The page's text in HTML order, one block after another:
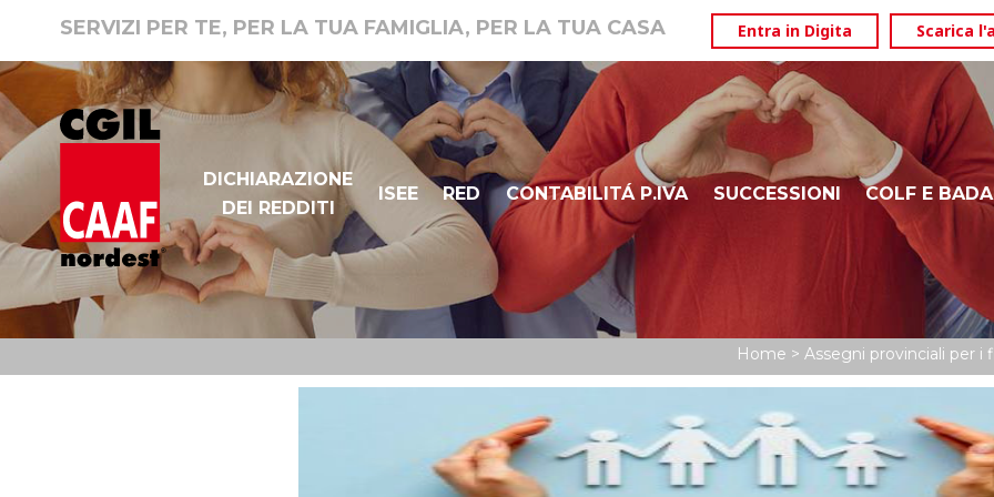
SERVIZI PER TE, PER LA TUA FAMIGLIA, PER LA TUA CASA Entra in Digita Scarica
DICHIARAZIONE
DEI REDDITI
ISEE
DURP – BOLZANO ALTO ADIGE
RED CONTABILITÁ P.IVA SUCCESSIONI COLF E
Home >Assegni provinciali per i